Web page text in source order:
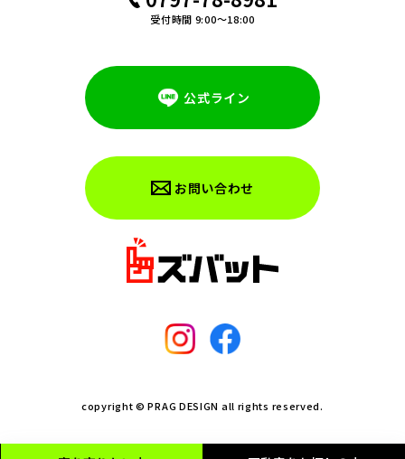
受付時間 9:00～18:00
公式ライン
お問い合わせ
copyright © PRAG DESIGN all rights reserved.